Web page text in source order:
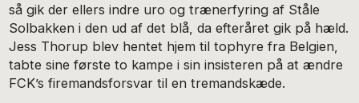
så gik der ellers indre uro og trænerfyring af Ståle
Solbakken i den ud af det blå, da efteråret gik på hæld.
Jess Thorup blev hentet hjem til tophyre fra Belgien,
tabte sine første to kampe i sin insisteren på at ændre
FCK’s firemandsforsvar til en tremandskæde.